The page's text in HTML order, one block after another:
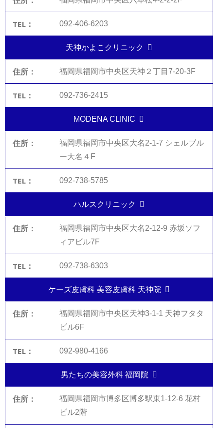
092-406-6203
天神かよこクリニック
福岡県福岡市中央区天神２丁目7-20-3F
092-736-2415
MODENA CLINIC
福岡県福岡市中央区大名2-1-7 シェルブル
ー大名４F
092-738-5785
ハルスクリニック
福岡県福岡市中央区大名2-12-9 赤坂ソフ
ィアビル7F
092-738-6303
ケーズ皮膚科 美容皮膚科 天神院
福岡県福岡市中央区天神3-1-1 天神フタタ
ビル6F
092-980-4166
男たちの美容外科 福岡院
福岡県福岡市博多区博多駅東1-12-6 花村
ビル2階